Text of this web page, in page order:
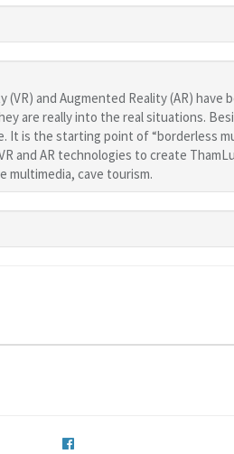
and Augmented Reality (AR)
are really into the real situations.
It is the starting point of “borderless
and AR technologies to create
multimedia, cave tourism.